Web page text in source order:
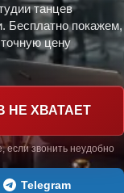
танцев
Бесплатно покажем,
цену
НЕ ХВАТАЕТ
если звонить неудобно
Telegram